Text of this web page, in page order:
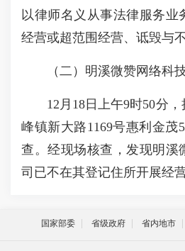
以律师名义从事法律服务业
经营或超范围经营、诋毁与
（二）明溪微赞网络科技
12月18日上午9时50分，
峰镇新大路1169号惠利金茂
查。经现场核查，发现明溪
司已不在其登记住所开展经营
国家部委 省级政府 省内地市